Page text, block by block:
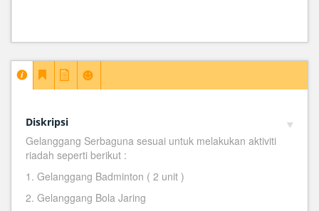
Diskripsi
Gelanggang Serbaguna sesuai untuk melakukan aktiviti
riadah seperti berikut :
1. Gelanggang Badminton ( 2 unit )
2. Gelanggang Bola Jaring